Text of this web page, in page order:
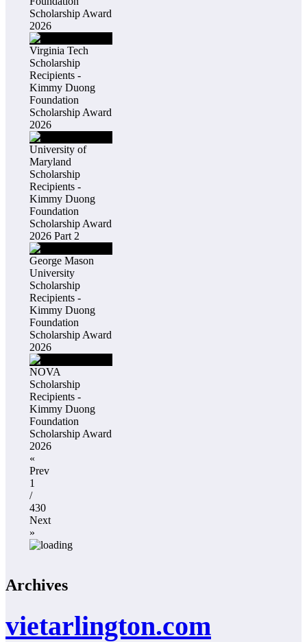
Scholarship Award
2026
Virginia Tech
Scholarship
Recipients -
Kimmy Duong
Foundation
Scholarship Award
2026
University of
Maryland
Scholarship
Recipients -
Kimmy Duong
Foundation
Scholarship Award
2026 Part 2
George Mason
University
Scholarship
Recipients -
Kimmy Duong
Foundation
Scholarship Award
2026
NOVA
Scholarship
Recipients -
Kimmy Duong
Foundation
Scholarship Award
2026
«
Prev
1
/
430
Next
»
Archives
vietarlington.com